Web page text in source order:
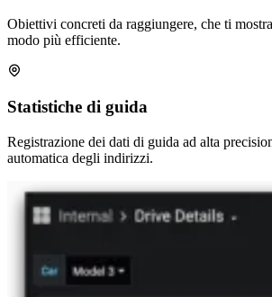
Obiettivi concreti da raggiungere, che ti
modo più efficiente.
Statistiche di guida
Registrazione dei dati di guida ad alta
automatica degli indirizzi.